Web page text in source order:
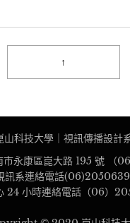
↑
山科技大學｜視訊傳播設計
永康區崑大路 195 號 （
訊系連絡電話(06)2050639
24 小時連絡電話（06）